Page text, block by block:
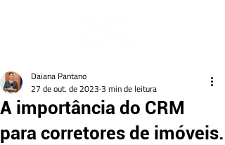
A importância do CRM
para corretores de imóveis.
Daiana Pantano
27 de out. de 2023 3 min de leitura